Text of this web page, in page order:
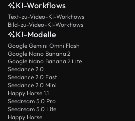
KI-Workflows
Text-zu-Video-KI-Workflows
Bild-zu-Video-KI-Workflows
KI-Modelle
Google Gemini Omni Flash
Google Nano Banana 2
Google Nano Banana 2 Lite
Seedance 2.0
Seedance 2.0 Fast
Seedance 2.0 Mini
Happy Horse 1.1
Seedream 5.0 Pro
Seedream 5.0 Lite
Happy Horse